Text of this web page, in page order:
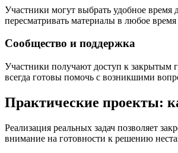
Участники могут выбрать удобное время
пересматривать материалы в любое
Сообщество и поддержка
Участники получают доступ к закрытым
всегда готовы помочь с возникшими
Практические проекты:
Реализация реальных задач позволяет
внимание на готовности к решению